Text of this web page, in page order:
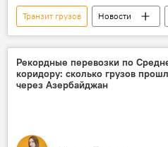
Транзит грузов Новости
Казахстан
Южный Кавказ
Центральная Азия
Порт
Баку
SOCAR
Рекордные перевозки по
коридору: сколько грузов
через Азербайджан